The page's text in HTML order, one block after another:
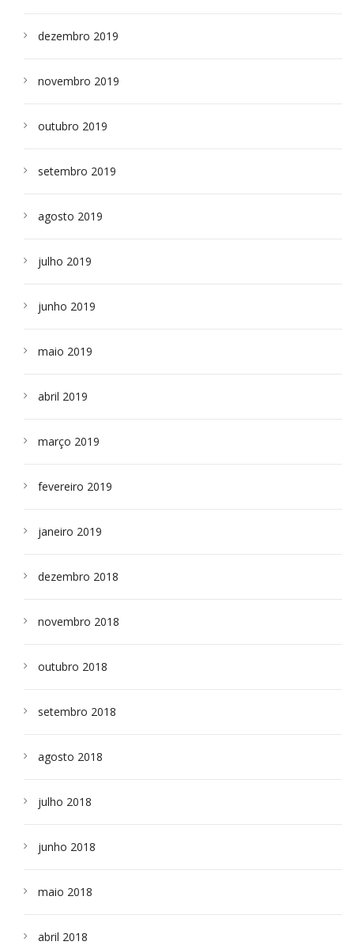
dezembro 2019
novembro 2019
outubro 2019
setembro 2019
agosto 2019
julho 2019
junho 2019
maio 2019
abril 2019
março 2019
fevereiro 2019
janeiro 2019
dezembro 2018
novembro 2018
outubro 2018
setembro 2018
agosto 2018
julho 2018
junho 2018
maio 2018
abril 2018